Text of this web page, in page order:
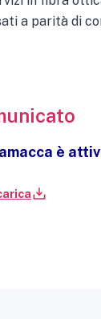
a parità di
è